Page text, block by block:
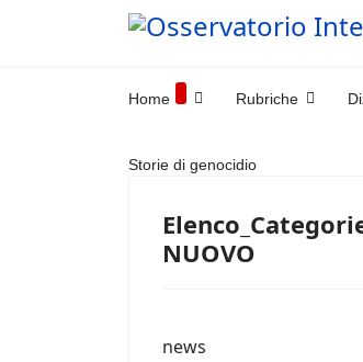
Home Rubriche
Storie di genocidio
NUOVO
news